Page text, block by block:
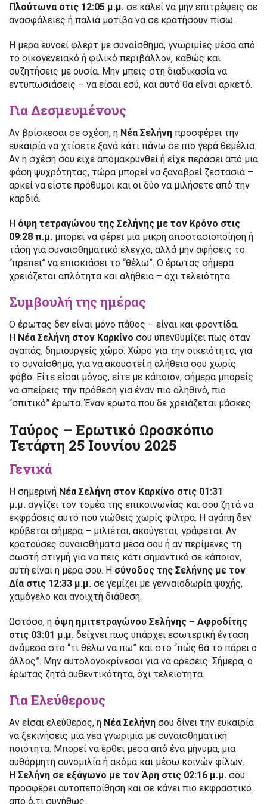
Πλούτωνα στις 12:05 μ.μ. σε καλεί να μην επιτρέψεις σε
ανασφάλειες ή παλιά μοτίβα να σε κρατήσουν πίσω.
Η μέρα ευνοεί φλερτ με συναίσθημα, γνωριμίες μέσα από
το οικογενειακό ή φιλικό περιβάλλον, καθώς και
συζητήσεις με ουσία. Μην μπεις στη διαδικασία να
εντυπωσιάσεις – να είσαι εσύ, και αυτό θα είναι αρκετό.
Για Δεσμευμένους
Αν βρίσκεσαι σε σχέση, η Νέα Σελήνη προσφέρει την
ευκαιρία να χτίσετε ξανά κάτι πάνω σε πιο γερά θεμέλια.
Αν η σχέση σου είχε απομακρυνθεί ή είχε περάσει από μια
φάση ψυχρότητας, τώρα μπορεί να ξαναβρεί ζεστασιά –
αρκεί να είστε πρόθυμοι και οι δύο να μιλήσετε από την
καρδιά.
Η όψη τετραγώνου της Σελήνης με τον Κρόνο στις
09:28 π.μ. μπορεί να φέρει μια μικρή αποστασιοποίηση ή
τάση για συναισθηματικό έλεγχο, αλλά μην αφήσεις το
“πρέπει” να επισκιάσει το “θέλω”. Ο έρωτας σήμερα
χρειάζεται απλότητα και αλήθεια – όχι τελειότητα.
Συμβουλή της ημέρας
Ο έρωτας δεν είναι μόνο πάθος – είναι και φροντίδα.
Η Νέα Σελήνη στον Καρκίνο σου υπενθυμίζει πως όταν
αγαπάς, δημιουργείς χώρο. Χώρο για την οικειότητα, για
το συναίσθημα, για να ακουστεί η αλήθεια σου χωρίς
φόβο. Είτε είσαι μόνος, είτε με κάποιον, σήμερα μπορείς
να σπείρεις την πρόθεση για έναν πιο αληθινό, πιο
“σπιτικό” έρωτα. Έναν έρωτα που δε χρειάζεται μάσκες.
Ταύρος – Ερωτικό Ωροσκόπιο
Τετάρτη 25 Ιουνίου 2025
Γενικά
Η σημερινή Νέα Σελήνη στον Καρκίνο στις 01:31
μ.μ. αγγίζει τον τομέα της επικοινωνίας και σου ζητά να
εκφράσεις αυτό που νιώθεις χωρίς φίλτρα. Η αγάπη δεν
κρύβεται σήμερα – μιλιέται, ακούγεται, γράφεται. Αν
κρατούσες συναισθήματα μέσα σου ή αν περίμενες τη
σωστή στιγμή για να πεις κάτι σημαντικό σε κάποιον,
αυτή είναι η μέρα σου. Η σύνοδος της Σελήνης με τον
Δία στις 12:33 μ.μ. σε γεμίζει με γενναιοδωρία ψυχής,
χαμόγελο και ανοιχτή διάθεση.
Ωστόσο, η όψη ημιτετραγώνου Σελήνης – Αφροδίτης
στις 03:01 μ.μ. δείχνει πως υπάρχει εσωτερική ένταση
ανάμεσα στο “τι θέλω να πω” και στο “πώς θα το πάρει ο
άλλος”. Μην αυτολογοκρίνεσαι για να αρέσεις. Σήμερα, ο
έρωτας ζητά αυθεντικότητα, όχι τελειότητα.
Για Ελεύθερους
Αν είσαι ελεύθερος, η Νέα Σελήνη σου δίνει την ευκαιρία
να ξεκινήσεις μια νέα γνωριμία με συναισθηματική
ποιότητα. Μπορεί να έρθει μέσα από ένα μήνυμα, μια
αυθόρμητη συνομιλία ή ακόμα και μέσω κοινών φίλων.
Η Σελήνη σε εξάγωνο με τον Άρη στις 02:16 μ.μ. σου
προσφέρει αυτοπεποίθηση και σε κάνει πιο εκφραστικό
από ό,τι συνήθως.